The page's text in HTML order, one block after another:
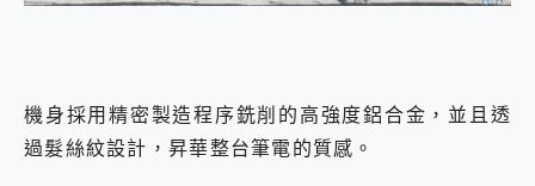
機身採用精密製造程序銑削的高強度鋁合金，並且透
過髮絲紋設計，昇華整台筆電的質感。